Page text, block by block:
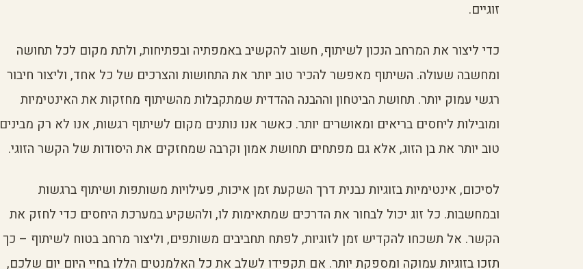
זוגיים.
כדי ליצור את המרחב הנכון לשיתוף, חשוב להקשיב באמפתיה ובפתיחות, ולתת מקום לכל תחושה
ומחשבה שעולה. השיתוף מאפשר להכיר טוב יותר את התחושות והצרכים של כל אחד, וליצור חיבור
רגשי עמוק יותר. תחושת הביטחון וההבנה ההדדית שמתקבלות מהשיתוף מחזקות את האינטימיות
ומובילות ליחסים בריאים ומאושרים יותר. כאשר אנו נותנים מקום לשיתוף רגשות, אנו לא רק מבינים
טוב יותר את בן הזוג, אלא גם מפתחים תחושת אמון וקרבה שמחזקים את היסודות של הקשר הזוגי.
לסיכום, אינטימיות בזוגיות נבנית דרך השקעת זמן איכות, פעילויות משותפות ושיתוף ברגשות
ובמחשבות. כל זוג יכול לבחור את הדרכים שמתאימות לו, ולהשקיע במערכת היחסים כדי לחזק את
הקשר. אל תשכחו להקדיש זמן לזוגיות, לפתח תחביבים משותפים, וליצור מרחב בטוח לשיתוף – כך
תזכו בזוגיות עמוקה ומספקת יותר. אם תקפידו לשלב את כל האלמנטים הללו בחיי היום יום שלכם,